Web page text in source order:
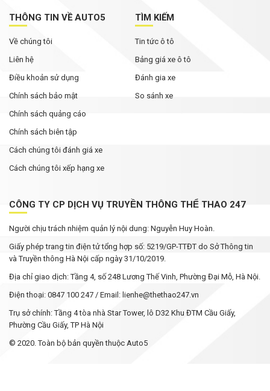
THÔNG TIN VỀ AUTO5
Về chúng tôi
Liên hệ
Điều khoản sử dụng
Chính sách bảo mật
Chính sách quảng cáo
Chính sách biên tập
Cách chúng tôi đánh giá xe
Cách chúng tôi xếp hạng xe
TÌM KIẾM
Tin tức ô tô
Bảng giá xe ô tô
Đánh gia xe
So sánh xe
CÔNG TY CP DỊCH VỤ TRUYỀN THÔNG THỂ THAO 247
Người chịu trách nhiệm quản lý nội dung: Nguyễn Huy Hoàn.
Giấy phép trang tin điện tử tổng hợp số: 5219/GP-TTĐT do Sở Thông tin
và Truyền thông Hà Nội cấp ngày 31/10/2019.
Địa chỉ giao dịch: Tầng 4, số 248 Lương Thế Vinh, Phường Đại Mỗ, Hà Nội.
Điện thoại: 0847 100 247 / Email: lienhe@thethao247.vn
Trụ sở chính: Tầng 4 tòa nhà Star Tower, lô D32 Khu ĐTM Cầu Giấy,
Phường Cầu Giấy, TP Hà Nội
© 2020. Toàn bộ bản quyền thuộc Auto5